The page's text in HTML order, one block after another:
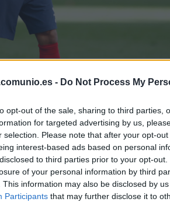
- Do Not Process My
opt-out of the sale, sharing to third parties,
for targeted advertising by us,
selection. Please note that after your opt-
interest-based ads based on personal
to third parties prior to your opt-
of your personal information by third
This information may also be disclosed by
Participants that may further disclose it to
ha dado positivo por COVID-
disponible para el duelo frente a
Bardhi tiene una hernia
el trascendental partido del Atlético
Simeone que pierde a un jugador que
nos quedamos sin ese duelo